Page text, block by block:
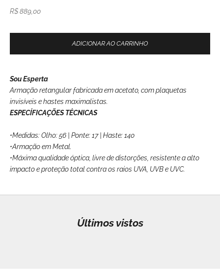
Preço promocional
R$ 889,00
ADICIONAR AO CARRINHO
Sou Esperta
Armação retangular fabricada em acetato, com plaquetas
invisíveis e hastes maximalistas.
ESPECÍFICAÇÕES TÉCNICAS
•Medidas: Olho: 56 | Ponte: 17 | Haste: 140
•Armação em Metal.
•Máxima qualidade óptica, livre de distorções, resistente a alto
impacto e proteção total contraos raios UVA, UVB e UVC.
Últimos vistos